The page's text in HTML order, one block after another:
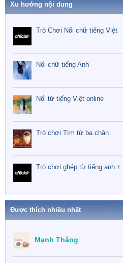
Xu hướng nội dung
Trò Chơi Nối chữ tiếng Việt
Nối chữ tiếng Anh
Nối từ tiếng Việt online
Trò chơi Tìm từ ba chân
Trò chơi ghép từ tiếng anh +
Được thích nhiều nhất
Mạnh Thăng